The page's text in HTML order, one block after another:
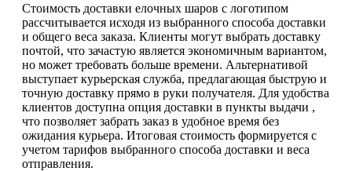
Стоимость доставки елочных шаров с логотипом
рассчитывается исходя из выбранного способа доставки
и общего веса заказа. Клиенты могут выбрать доставку
почтой, что зачастую является экономичным вариантом,
но может требовать больше времени. Альтернативой
выступает курьерская служба, предлагающая быструю и
точную доставку прямо в руки получателя. Для удобства
клиентов доступна опция доставки в пункты выдачи ,
что позволяет забрать заказ в удобное время без
ожидания курьера. Итоговая стоимость формируется с
учетом тарифов выбранного способа доставки и веса
отправления.